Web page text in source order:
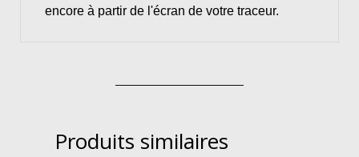
encore à partir de l'écran de votre traceur.
Produits similaires